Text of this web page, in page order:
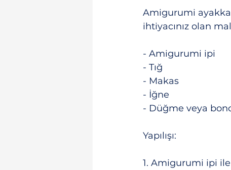
Amigurumi
ihtiyacınız olan
- Amigurumi ipi
- Tığ
- Makas
- İğne
- Düğme veya
Yapılışı:
1. Amigurumi ipi